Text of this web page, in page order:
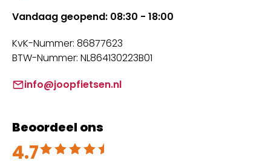
Vandaag geopend: 08:30 - 18:00
KvK-Nummer: 86877623
BTW-Nummer: NL864130223B01
info@joopfietsen.nl
Beoordeel ons
4.7
Beoordeeld met 4.7 uit 5